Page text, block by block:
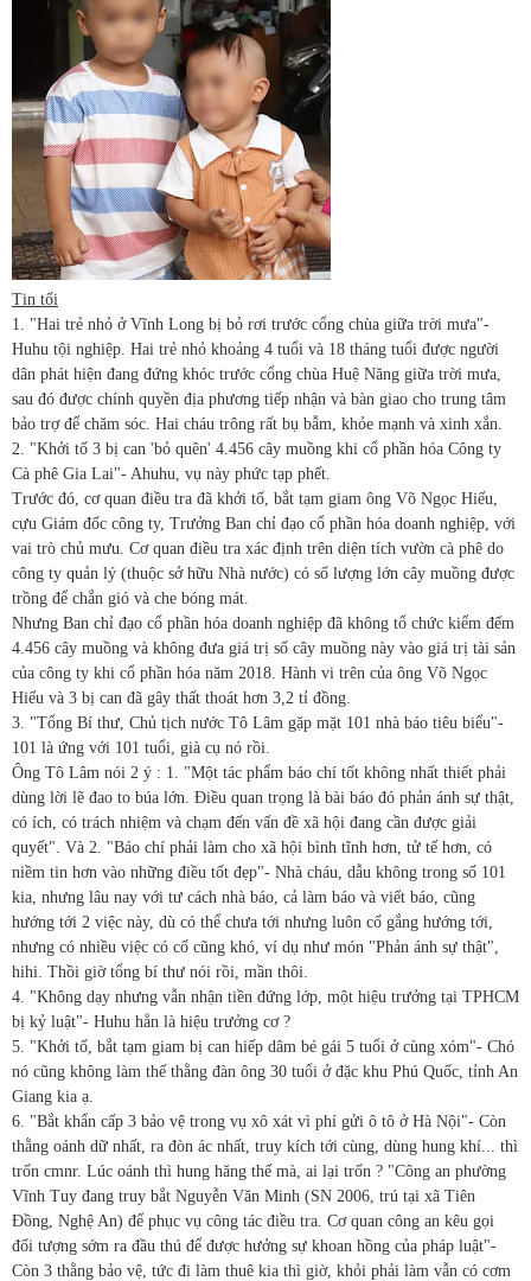
Tin tối
1. "Hai trẻ nhỏ ở Vĩnh Long bị bỏ rơi trước cổng chùa giữa trời mưa"-
Huhu tội nghiệp. Hai trẻ nhỏ khoảng 4 tuổi và 18 tháng tuổi được người
dân phát hiện đang đứng khóc trước cổng chùa Huệ Năng giữa trời mưa,
sau đó được chính quyền địa phương tiếp nhận và bàn giao cho trung tâm
bảo trợ để chăm sóc. Hai cháu trông rất bụ bẫm, khỏe mạnh và xinh xắn.
2. "Khởi tố 3 bị can 'bỏ quên' 4.456 cây muồng khi cổ phần hóa Công ty
Cà phê Gia Lai"- Ahuhu, vụ này phức tạp phết.
Trước đó, cơ quan điều tra đã khởi tố, bắt tạm giam ông Võ Ngọc Hiếu,
cựu Giám đốc công ty, Trưởng Ban chỉ đạo cổ phần hóa doanh nghiệp, với
vai trò chủ mưu. Cơ quan điều tra xác định trên diện tích vườn cà phê do
công ty quản lý (thuộc sở hữu Nhà nước) có số lượng lớn cây muồng được
trồng để chắn gió và che bóng mát.
Nhưng Ban chỉ đạo cổ phần hóa doanh nghiệp đã không tổ chức kiểm đếm
4.456 cây muồng và không đưa giá trị số cây muồng này vào giá trị tài sản
của công ty khi cổ phần hóa năm 2018. Hành vi trên của ông Võ Ngọc
Hiếu và 3 bị can đã gây thất thoát hơn 3,2 tỉ đồng.
3. "Tổng Bí thư, Chủ tịch nước Tô Lâm gặp mặt 101 nhà báo tiêu biểu"-
101 là ứng với 101 tuổi, già cụ nó rồi.
Ông Tô Lâm nói 2 ý : 1. "Một tác phẩm báo chí tốt không nhất thiết phải
dùng lời lẽ đao to búa lớn. Điều quan trọng là bài báo đó phản ánh sự thật,
có ích, có trách nhiệm và chạm đến vấn đề xã hội đang cần được giải
quyết". Và 2. "Báo chí phải làm cho xã hội bình tĩnh hơn, tử tế hơn, có
niềm tin hơn vào những điều tốt đẹp"- Nhà cháu, dẫu không trong số 101
kia, nhưng lâu nay với tư cách nhà báo, cả làm báo và viết báo, cũng
hướng tới 2 việc này, dù có thể chưa tới nhưng luôn cố gắng hướng tới,
nhưng có nhiều việc có cố cũng khó, ví dụ như món "Phản ánh sự thật",
hihi. Thồi giờ tổng bí thư nói rồi, mần thôi.
4. "Không dạy nhưng vẫn nhận tiền đứng lớp, một hiệu trưởng tại TPHCM
bị kỷ luật"- Huhu hẳn là hiệu trưởng cơ ?
5. "Khởi tố, bắt tạm giam bị can hiếp dâm bé gái 5 tuổi ở cùng xóm"- Chó
nó cũng không làm thế thằng đàn ông 30 tuổi ở đặc khu Phú Quốc, tỉnh An
Giang kia ạ.
6. "Bắt khẩn cấp 3 bảo vệ trong vụ xô xát vì phí gửi ô tô ở Hà Nội"- Còn
thằng oánh dữ nhất, ra đòn ác nhất, truy kích tới cùng, dùng hung khí... thì
trốn cmnr. Lúc oánh thì hung hăng thế mà, ai lại trốn ? "Công an phường
Vĩnh Tuy đang truy bắt Nguyễn Văn Minh (SN 2006, trú tại xã Tiên
Đồng, Nghệ An) để phục vụ công tác điều tra. Cơ quan công an kêu gọi
đối tượng sớm ra đầu thú để được hưởng sự khoan hồng của pháp luật"-
Còn 3 thằng bảo vệ, tức đi làm thuê kia thì giờ, khỏi phải làm vẫn có cơm